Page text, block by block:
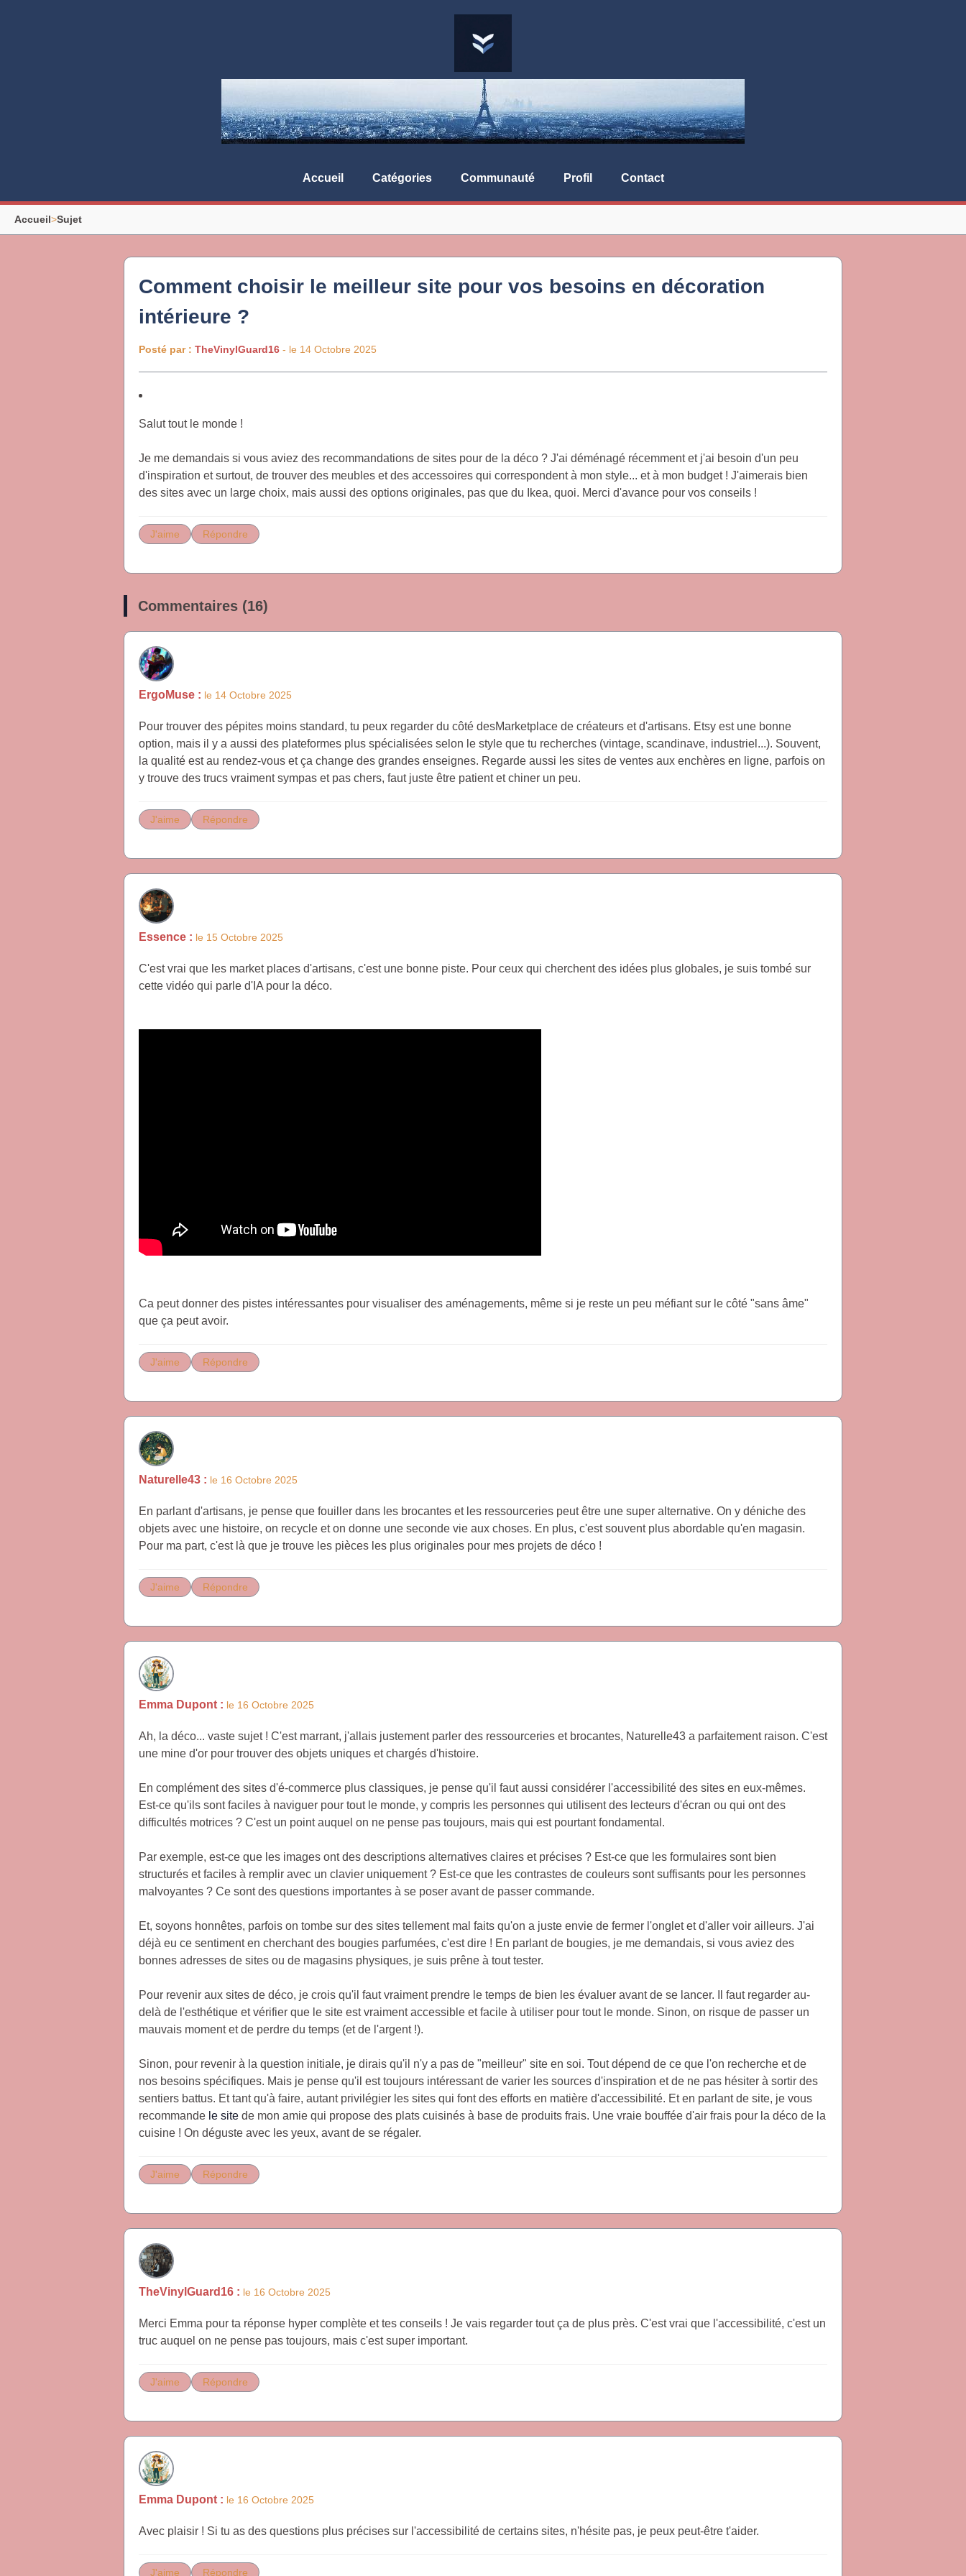
Accueil Catégories Communauté Profil Contact
Accueil>Sujet
Comment choisir le meilleur site pour vos besoins en décoration
intérieure ?
Posté par : TheVinylGuard16 - le 14 Octobre 2025
Salut tout le monde !
Je me demandais si vous aviez des recommandations de sites pour de la déco ? J'ai déménagé récemment et j'ai besoin d'un peu
d'inspiration et surtout, de trouver des meubles et des accessoires qui correspondent à mon style... et à mon budget ! J'aimerais bien
des sites avec un large choix, mais aussi des options originales, pas que du Ikea, quoi. Merci d'avance pour vos conseils !
J'aime Répondre
Commentaires (16)
ErgoMuse : le 14 Octobre 2025
Pour trouver des pépites moins standard, tu peux regarder du côté desMarketplace de créateurs et d'artisans. Etsy est une bonne
option, mais il y a aussi des plateformes plus spécialisées selon le style que tu recherches (vintage, scandinave, industriel...). Souvent,
la qualité est au rendez-vous et ça change des grandes enseignes. Regarde aussi les sites de ventes aux enchères en ligne, parfois on
y trouve des trucs vraiment sympas et pas chers, faut juste être patient et chiner un peu.
J'aime Répondre
Essence : le 15 Octobre 2025
C'est vrai que les market places d'artisans, c'est une bonne piste. Pour ceux qui cherchent des idées plus globales, je suis tombé sur
cette vidéo qui parle d'IA pour la déco.
Ca peut donner des pistes intéressantes pour visualiser des aménagements, même si je reste un peu méfiant sur le côté "sans âme"
que ça peut avoir.
J'aime Répondre
Naturelle43 : le 16 Octobre 2025
En parlant d'artisans, je pense que fouiller dans les brocantes et les ressourceries peut être une super alternative. On y déniche des
objets avec une histoire, on recycle et on donne une seconde vie aux choses. En plus, c'est souvent plus abordable qu'en magasin.
Pour ma part, c'est là que je trouve les pièces les plus originales pour mes projets de déco !
J'aime Répondre
Emma Dupont : le 16 Octobre 2025
Ah, la déco... vaste sujet ! C'est marrant, j'allais justement parler des ressourceries et brocantes, Naturelle43 a parfaitement raison. C'est
une mine d'or pour trouver des objets uniques et chargés d'histoire.
En complément des sites d'é-commerce plus classiques, je pense qu'il faut aussi considérer l'accessibilité des sites en eux-mêmes.
Est-ce qu'ils sont faciles à naviguer pour tout le monde, y compris les personnes qui utilisent des lecteurs d'écran ou qui ont des
difficultés motrices ? C'est un point auquel on ne pense pas toujours, mais qui est pourtant fondamental.
Par exemple, est-ce que les images ont des descriptions alternatives claires et précises ? Est-ce que les formulaires sont bien
structurés et faciles à remplir avec un clavier uniquement ? Est-ce que les contrastes de couleurs sont suffisants pour les personnes
malvoyantes ? Ce sont des questions importantes à se poser avant de passer commande.
Et, soyons honnêtes, parfois on tombe sur des sites tellement mal faits qu'on a juste envie de fermer l'onglet et d'aller voir ailleurs. J'ai
déjà eu ce sentiment en cherchant des bougies parfumées, c'est dire ! En parlant de bougies, je me demandais, si vous aviez des
bonnes adresses de sites ou de magasins physiques, je suis prêne à tout tester.
Pour revenir aux sites de déco, je crois qu'il faut vraiment prendre le temps de bien les évaluer avant de se lancer. Il faut regarder au-
delà de l'esthétique et vérifier que le site est vraiment accessible et facile à utiliser pour tout le monde. Sinon, on risque de passer un
mauvais moment et de perdre du temps (et de l'argent !).
Sinon, pour revenir à la question initiale, je dirais qu'il n'y a pas de "meilleur" site en soi. Tout dépend de ce que l'on recherche et de
nos besoins spécifiques. Mais je pense qu'il est toujours intéressant de varier les sources d'inspiration et de ne pas hésiter à sortir des
sentiers battus. Et tant qu'à faire, autant privilégier les sites qui font des efforts en matière d'accessibilité. Et en parlant de site, je vous
recommande le site de mon amie qui propose des plats cuisinés à base de produits frais. Une vraie bouffée d'air frais pour la déco de la
cuisine ! On déguste avec les yeux, avant de se régaler.
J'aime Répondre
TheVinylGuard16 : le 16 Octobre 2025
Merci Emma pour ta réponse hyper complète et tes conseils ! Je vais regarder tout ça de plus près. C'est vrai que l'accessibilité, c'est un
truc auquel on ne pense pas toujours, mais c'est super important.
J'aime Répondre
Emma Dupont : le 16 Octobre 2025
Avec plaisir ! Si tu as des questions plus précises sur l'accessibilité de certains sites, n'hésite pas, je peux peut-être t'aider.
J'aime Répondre